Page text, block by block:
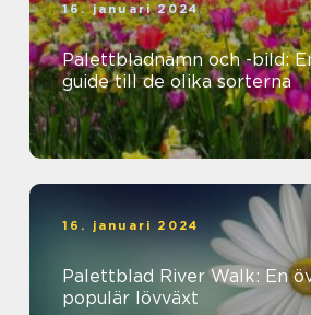
16. januari 2024
Palettbladnamn och -bild:
guide till de olika sorterna
16. januari 2024
Palettblad River Walk: En
populär lövväxt